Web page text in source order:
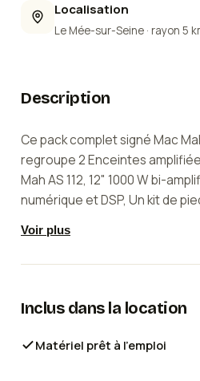
Localisation
Le Mée-sur-Seine · rayon 5
Description
Ce pack complet signé Mac
regroupe 2 Enceintes
Mah AS 112, 12" 1000 W bi-
numérique et DSP, Un kit de
plastique moul, offrent une
puissante et précise grâce
et rapide. Les pieds robustes
événements professionnels.
Voir plus
Inclus dans la location
Matériel prêt à l'emploi